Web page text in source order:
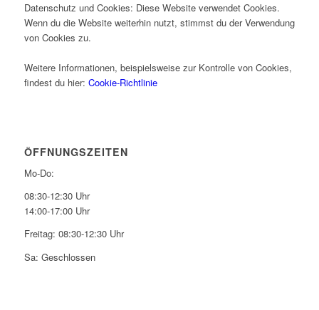
Datenschutz und Cookies: Diese Website verwendet Cookies.
Wenn du die Website weiterhin nutzt, stimmst du der Verwendung
von Cookies zu.
Weitere Informationen, beispielsweise zur Kontrolle von Cookies,
findest du hier: Cookie-Richtlinie
ÖFFNUNGSZEITEN
Mo-Do:
08:30-12:30 Uhr
14:00-17:00 Uhr
Freitag: 08:30-12:30 Uhr
Sa: Geschlossen